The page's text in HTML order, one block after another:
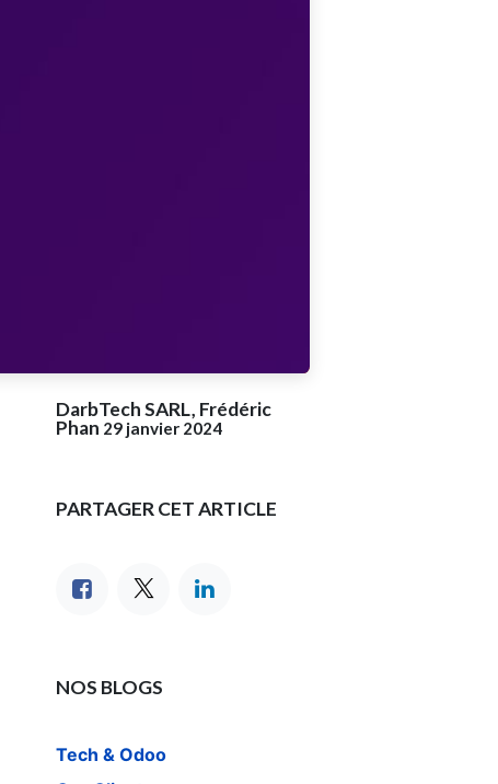
DarbTech SARL, Frédéric
Phan 29 janvier 2024
PARTAGER CET ARTICLE
NOS BLOGS
Tech & Odoo